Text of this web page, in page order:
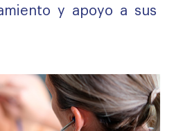
y apoyo a sus